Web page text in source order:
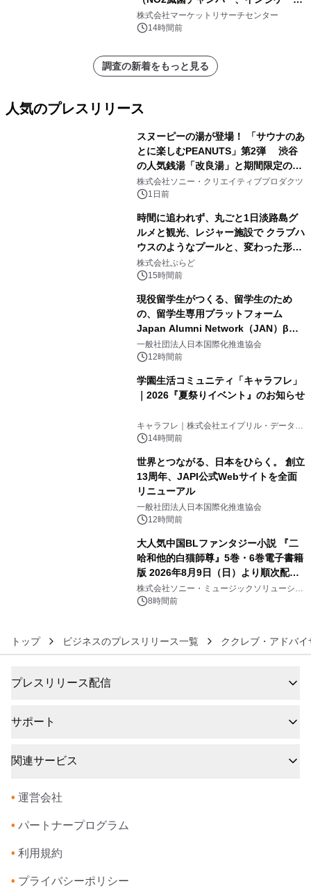
ーおよびモニタリングシステム、その
他）・分析レポートを発表
株式会社マーケットリサーチセンター
14時間前
調査の新着をもっと見る
人気のプレスリリース
スヌーピーの湯が登場！ 「サウナのあ
とに楽しむPEANUTS」第2弾 渋谷
の人気銭湯「改良湯」と期間限定のコ
ラボレーション サウナイキタイコラ
ボグッズも発売決定！
株式会社ソニー・クリエイティブプロダクツ
1日前
時間に追われず、丸ごと1日淡路島グ
ルメと観光、レジャー施設で クラブハ
ウスのようなプールと、変わった形の
サウナも 「THE BOXY AWAJI」のお
得な素泊まり連泊プランで
株式会社ぷらど
15時間前
現役留学生がつくる、留学生のため
の、留学生専用プラットフォーム
Japan Alumni Network（JAN）β版
をリリース
一般社団法人日本国際化推進協会
12時間前
学園生活コミュニティ「キャラフレ」
｜2026『夏祭りイベント』のお知らせ
キャラフレ｜株式会社エイプリル・データ・
デザインズ
14時間前
世界とつながる、日本をひらく。 創立
13周年、JAPI公式Webサイトを全面
リニューアル
一般社団法人日本国際化推進協会
12時間前
大人気中国BLファンタジー小説 『二
哈和他的白猫師尊』5巻・6巻電子書籍
版 2026年8月9日（日）より順次配信
開始
株式会社ソニー・ミュージックソリューショ
ンズ8時間前
トップ ビジネスのプレスリリース一覧 ククレブ・アドバ
プレスリリース配信
サポート
関連サービス
• 運営会社
• パートナープログラム
• 利用規約
• プライバシーポリシー